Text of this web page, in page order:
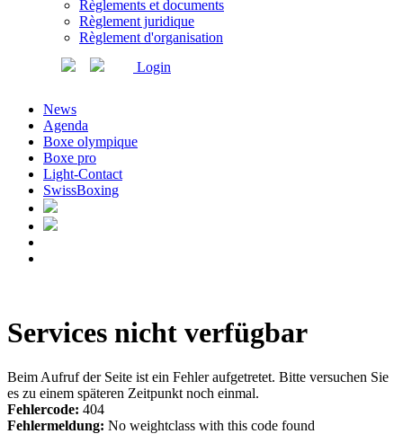
Règlements et documents
Règlement juridique
Règlement d'organisation
Login
News
Agenda
Boxe olympique
Boxe pro
Light-Contact
SwissBoxing
Services nicht verfügbar
Beim Aufruf der Seite ist ein Fehler aufgetretet. Bitte versuchen Sie
es zu einem späteren Zeitpunkt noch einmal.
Fehlercode: 404
Fehlermeldung: No weightclass with this code found